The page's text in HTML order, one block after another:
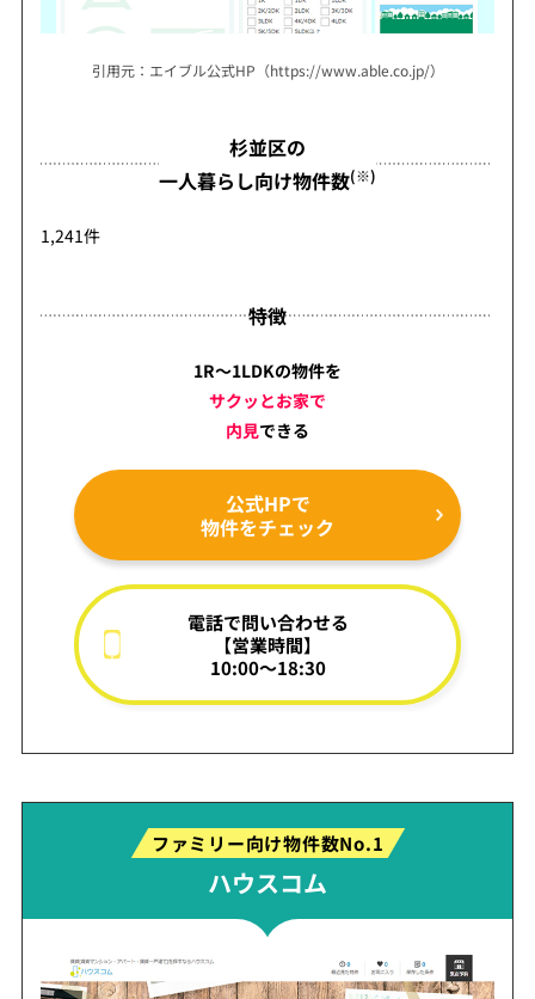
引用元：エイブル公式HP（https://www.able.co.jp/）
杉並区の
一人暮らし向け物件数(※)
1,241件
特徴
1R～1LDKの物件を
サクッとお家で
内見できる
公式HPで
物件をチェック
電話で問い合わせる
【営業時間】
10:00～18:30
ファミリー向け物件数No.1
ハウスコム